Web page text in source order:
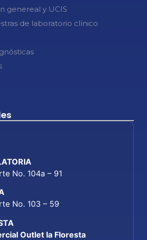
genereal y UCIS
de laboratorio clínico
No. 104a – 91
No. 103 – 59
Outlet la Floresta